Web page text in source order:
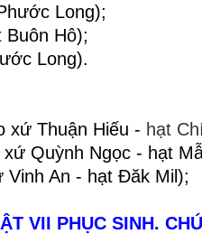
Long);
Hô);
Long).
xứ Thuận Hiếu - hạt
Quỳnh Ngọc - hạt
Vinh An - hạt Đăk Mil);
VII PHỤC SINH.